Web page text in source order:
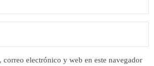
correo electrónico y web en este navegador